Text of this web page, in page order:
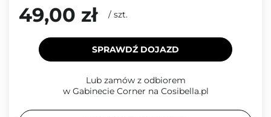
49,00 zł / szt.
SPRAWDŹ DOJAZD
Lub zamów z odbiorem
w Gabinecie Corner na Cosibella.pl